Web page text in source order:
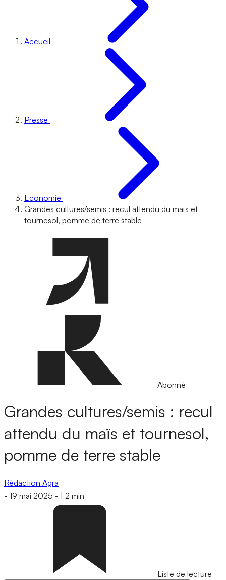
Accueil
Presse
Economie
Grandes cultures/semis : recul attendu du maïs et
tournesol, pomme de terre stable
Abonné
Grandes cultures/semis : recul
attendu du maïs et tournesol,
pomme de terre stable
Rédaction Agra
- 19 mai 2025 - 2 min
Liste de lecture